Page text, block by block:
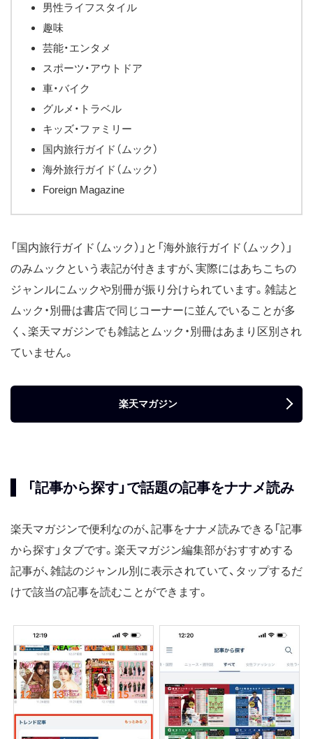
男性ライフスタイル
趣味
芸能・エンタメ
スポーツ・アウトドア
車・バイク
グルメ・トラベル
キッズ・ファミリー
国内旅行ガイド（ムック）
海外旅行ガイド（ムック）
Foreign Magazine
「国内旅行ガイド（ムック）」と「海外旅行ガイド（ムック）」
のみムックという表記が付きますが、実際にはあちこちの
ジャンルにムックや別冊が振り分けられています。雑誌と
ムック・別冊は書店で同じコーナーに並んでいることが多
く、楽天マガジンでも雑誌とムック・別冊はあまり区別され
ていません。
楽天マガジン
「記事から探す」で話題の記事をナナメ読み
楽天マガジンで便利なのが、記事をナナメ読みできる「記事
から探す」タブです。楽天マガジン編集部がおすすめする
記事が、雑誌のジャンル別に表示されていて、タップするだ
けで該当の記事を読むことができます。